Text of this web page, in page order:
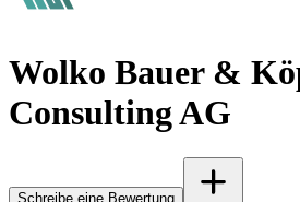
Wolko Bauer &
Consulting AG
Schreibe eine Bewertung